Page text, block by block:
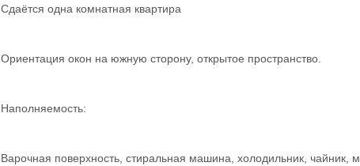
Сдаётся одна комнатная квартира
Ориентация окон на южную сторону, открытое пространство.
Наполняемость:
Варочная поверхность, стиральная машина, холодильник, чайник,